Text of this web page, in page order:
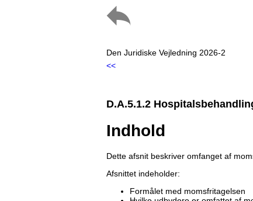
Den Juridiske Vejledning 2026-2
<<
D.A.5.1.2
Indhold
Dette afsnit beskriver omfanget af
Afsnittet indeholder:
Formålet med momsfritagelsen